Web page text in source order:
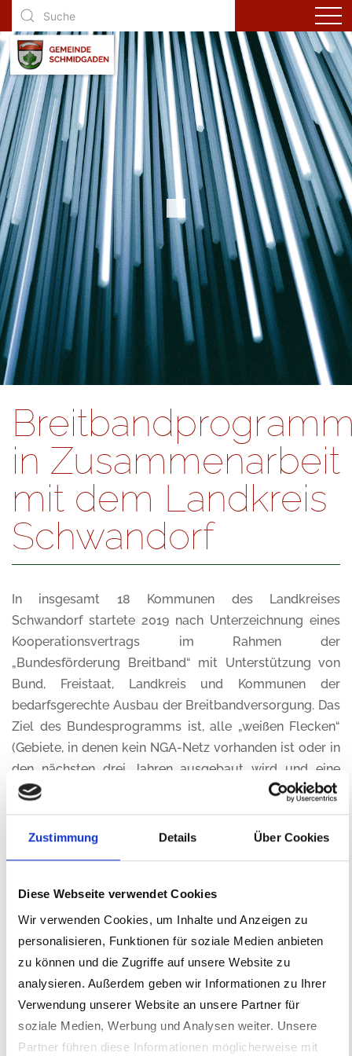
Zustimmung Details Über Cookies
Diese Webseite verwendet Cookies
Wir verwenden Cookies, um Inhalte und Anzeigen zu
personalisieren, Funktionen für soziale Medien anbieten
zu können und die Zugriffe auf unsere Website zu
analysieren. Außerdem geben wir Informationen zu Ihrer
Verwendung unserer Website an unsere Partner für
soziale Medien, Werbung und Analysen weiter. Unsere
Partner führen diese Informationen möglicherweise mit
in Zusammenarbeit
mit dem Landkreis
Schwandorf
In insgesamt 18 Kommunen des Landkreises
Schwandorf startete 2019 nach Unterzeichnung eines
Kooperationsvertrags im Rahmen der
„Bundesförderung Breitband“ mit Unterstützung von
Bund, Freistaat, Landkreis und Kommunen der
bedarfsgerechte Ausbau der Breitbandversorgung. Das
Ziel des Bundesprogramms ist, alle „weißen Flecken“
(Gebiete, in denen kein NGA-Netz vorhanden ist oder in
den nächsten drei Jahren ausgebaut wird und eine
Geschwindigkeit von mindestens 30 Mbit/s in der EU
erreicht wird), in Deutschland zu beseitigen. Die
Telekom Deutschland GmbH erhielt den Zuschlag als
Anschlüsse werden clusterweise erschlossen, wovon
im Gemeindegebiet Schmidgaden 19 Adressen im
Außenbereich betroffen sind. Der Ausbau in
Schmidgaden erfolgte in den Clustern 5 und 7. Im Juni
2023 teilte die Deutsche Telekom Technik GmbH mit,
dass der Ausbau in Cluster 7 abgeschlossen ist und die
Buchbarkeit aller Adressen gegeben ist. Alle
Eigentümer und Eigentümerinnen, für die der sog.